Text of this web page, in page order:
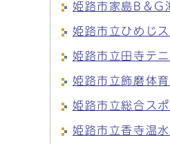
姫路市家島B＆G
姫路市立ひめじ
姫路市立田寺テ
姫路市立飾磨体
姫路市立総合ス
姫路市立香寺温